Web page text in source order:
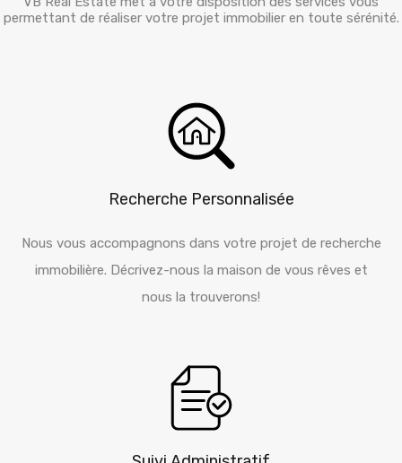
permettant de réaliser votre projet immobilier en toute sérénité.
Recherche Personnalisée
Nous vous accompagnons dans votre projet de recherche
immobilière. Décrivez-nous la maison de vous rêves et
nous la trouverons!